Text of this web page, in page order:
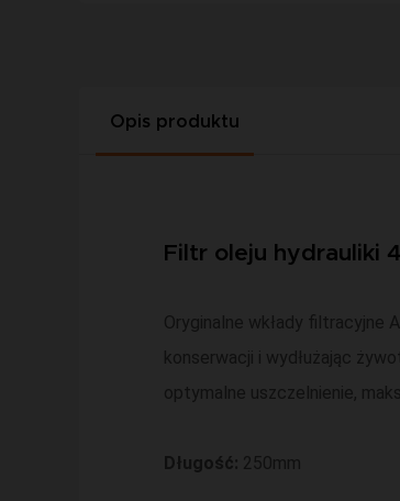
Opis produktu
Filtr oleju hydrauliki
Oryginalne wkłady filtracyjne
konserwacji i wydłużając
optymalne uszczelnienie,
Długość: 250mm